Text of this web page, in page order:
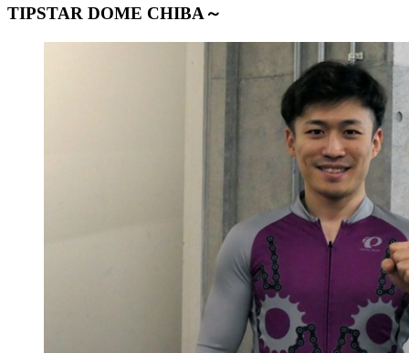
TIPSTAR DOME CHIBA～